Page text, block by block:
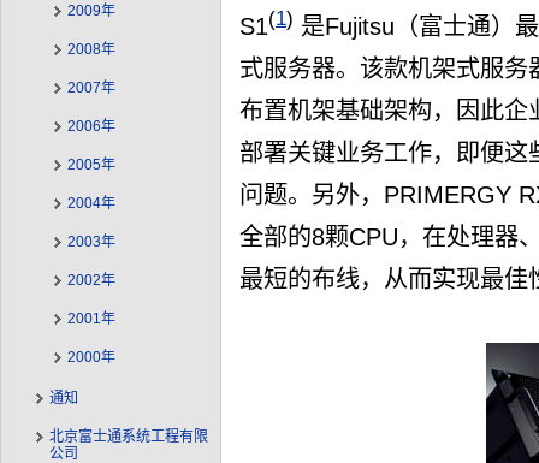
2009年
2008年
2007年
2006年
2005年
2004年
2003年
2002年
2001年
2000年
通知
北京富士通系统工程有限
公司
S1(1) 是Fujitsu（富士通）
式服务器。该款机架式服
布置机架基础架构，因此企
部署关键业务工作，即便
问题。另外，PRIMERGY
全部的8颗CPU，在处理器
最短的布线，从而实现最佳